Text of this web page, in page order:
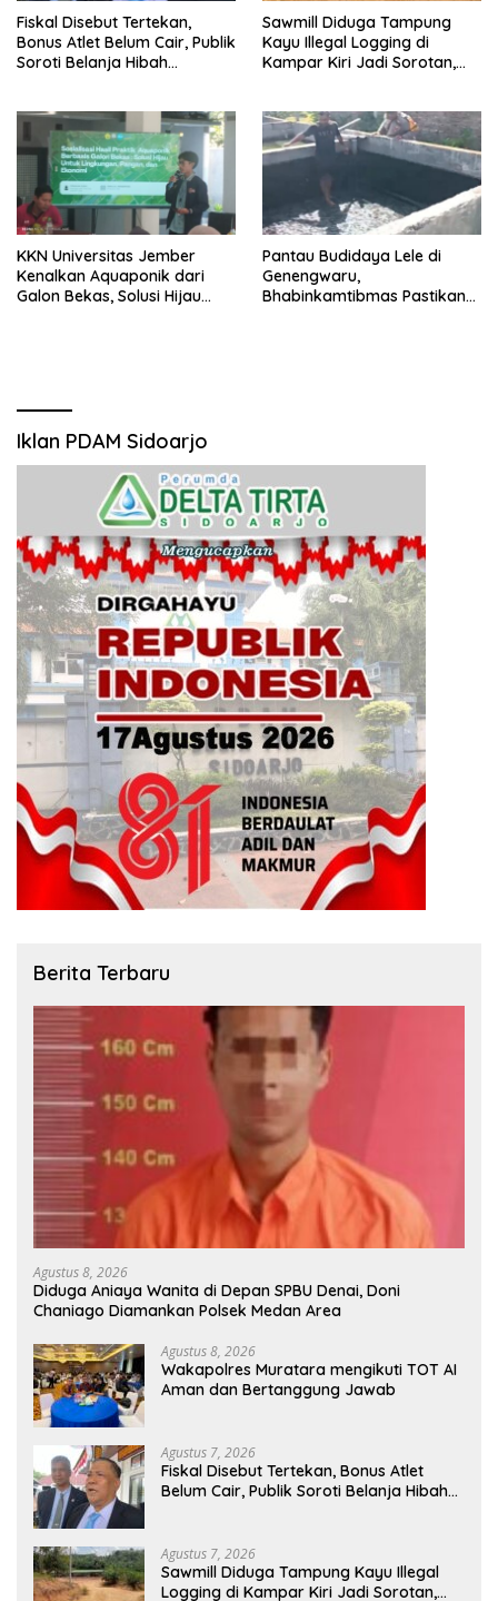
Fiskal Disebut Tertekan,
Bonus Atlet Belum Cair, Publik
Soroti Belanja Hibah
Sawmill Diduga Tampung
Kayu Illegal Logging di
Kampar Kiri Jadi Sorotan,
KKN Universitas Jember
Kenalkan Aquaponik dari
Galon Bekas, Solusi Hijau
Pantau Budidaya Lele di
Genengwaru,
Bhabinkamtibmas Pastikan
Iklan PDAM Sidoarjo
Berita Terbaru
Agustus 8, 2026
Diduga Aniaya Wanita di Depan SPBU Denai, Doni
Chaniago Diamankan Polsek Medan Area
Agustus 8, 2026
Wakapolres Muratara mengikuti TOT AI
Aman dan Bertanggung Jawab
Agustus 7, 2026
Fiskal Disebut Tertekan, Bonus Atlet
Belum Cair, Publik Soroti Belanja Hibah
Agustus 7, 2026
Sawmill Diduga Tampung Kayu Illegal
Logging di Kampar Kiri Jadi Sorotan,